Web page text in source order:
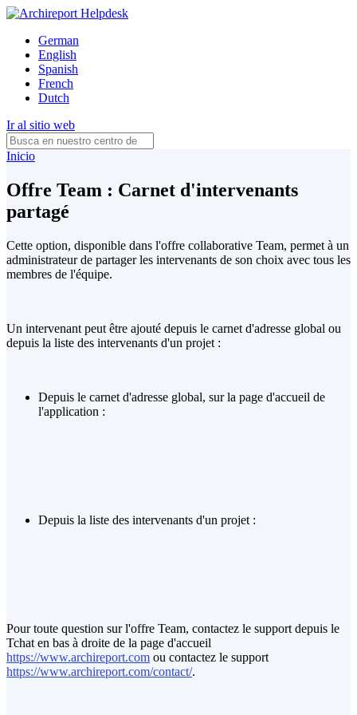
German
English
Spanish
French
Dutch
Ir al sitio web
Inicio
Offre Team : Carnet d'intervenants
partagé
Cette option, disponible dans l'offre collaborative Team, permet à un
administrateur de partager les intervenants de son choix avec tous les
membres de l'équipe.
Un intervenant peut être ajouté depuis le carnet d'adresse global ou
depuis la liste des intervenants d'un projet :
Depuis le carnet d'adresse global, sur la page d'accueil de
l'application :
Depuis la liste des intervenants d'un projet :
Pour toute question sur l'offre Team, contactez le support depuis le
Tchat en bas à droite de la page d'accueil
https://www.archireport.com ou contactez le support
https://www.archireport.com/contact/.